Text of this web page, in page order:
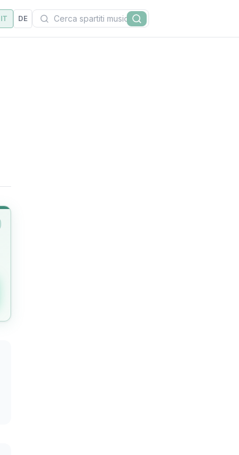
IT DE Cerca
Cerca